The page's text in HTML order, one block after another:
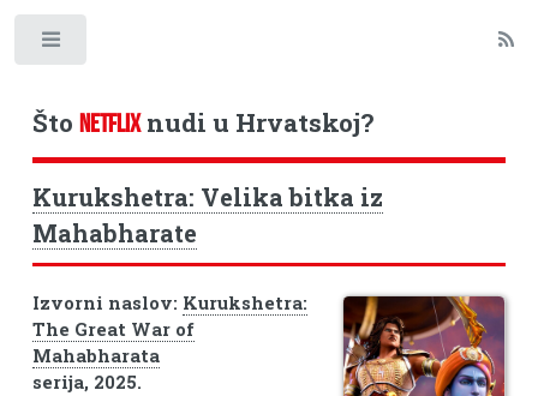
Što NETFLIXnudi u Hrvatskoj?
Kurukshetra: Velika bitka iz
Mahabharate
Izvorni naslov: Kurukshetra:
The Great War of
Mahabharata
serija, 2025.